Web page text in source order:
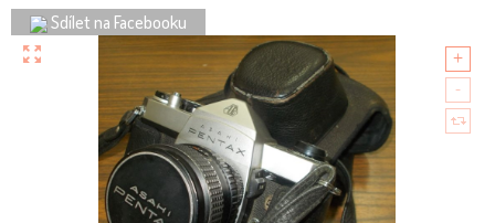
Sdílet na Facebooku